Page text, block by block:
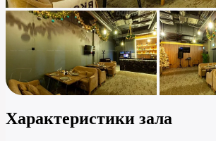
Характеристики зала